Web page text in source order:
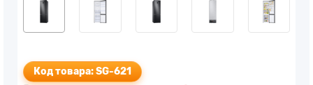
Код товара: SG-621